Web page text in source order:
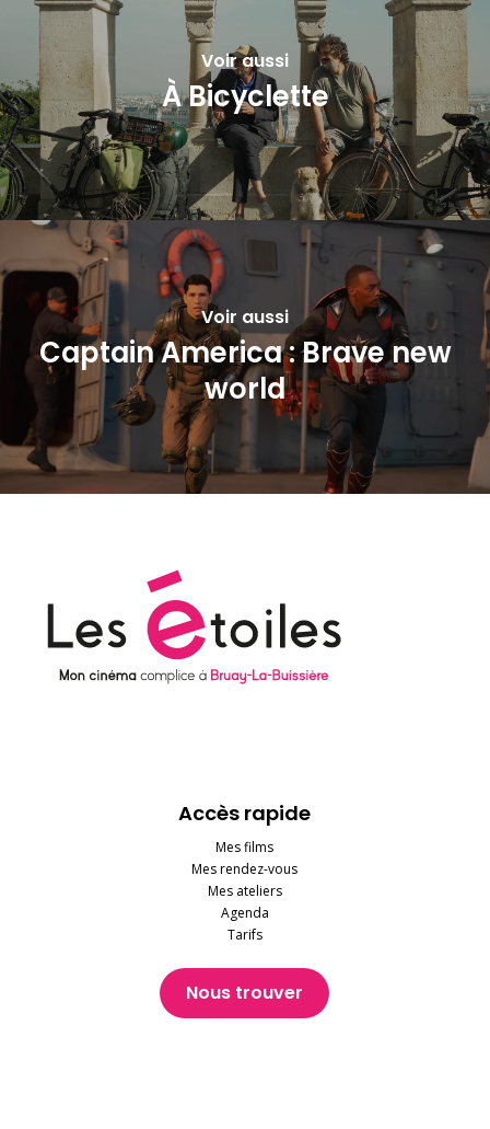
Voir aussi
À Bicyclette
Voir aussi
Captain America : Brave new
world
Accès rapide
Mes films
Mes rendez-vous
Mes ateliers
Agenda
Tarifs
Nous trouver